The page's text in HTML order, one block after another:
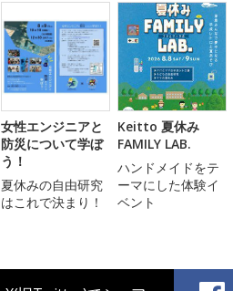
女性エンジニアと
防災について学ぼ
う！
夏休みの自由研究
はこれで決まり！
Keitto 夏休み
FAMILY LAB.
ハンドメイドをテ
ーマにした体験イ
ベント